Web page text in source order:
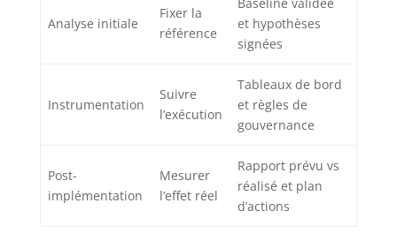
Analyse initiale
Fixer la
référence
Baseline validée
et hypothèses
signées
Instrumentation
Suivre
l’exécution
Tableaux de bord
et règles de
gouvernance
Post-
implémentation
Mesurer
l’effet réel
Rapport prévu vs
réalisé et plan
d’actions